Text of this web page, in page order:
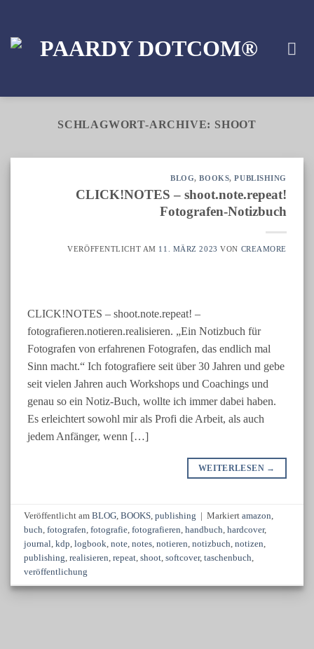
springen
SCHLAGWORT-ARCHIVE: SHOOT
BLOG,BOOKS,PUBLISHING
CLICK!NOTES – shoot.note.repeat!
Fotografen-Notizbuch
VERÖFFENTLICHT AM 11. MÄRZ 2023 VON CREAMORE
CLICK!NOTES – shoot.note.repeat! –
fotografieren.notieren.realisieren. „Ein Notizbuch für
Fotografen von erfahrenen Fotografen, das endlich mal
Sinn macht.“ Ich fotografiere seit über 30 Jahren und gebe
seit vielen Jahren auch Workshops und Coachings und
genau so ein Notiz-Buch, wollte ich immer dabei haben.
Es erleichtert sowohl mir als Profi die Arbeit, als auch
jedem Anfänger, wenn […]
WEITERLESEN →
Veröffentlicht amBLOG,BOOKS,publishing Markiertamazon,
buch,fotografen,fotografie,fotografieren,handbuch,hardcover,
journal,kdp,logbook,note,notes,notieren,notizbuch,notizen,
publishing,realisieren,repeat,shoot,softcover,taschenbuch,
veröffentlichung